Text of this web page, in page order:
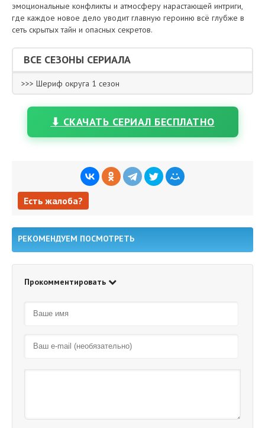
эмоциональные конфликты и атмосферу нарастающей интриги,
где каждое новое дело уводит главную героиню всё глубже в
сеть скрытых тайн и опасных секретов.
ВСЕ СЕЗОНЫ СЕРИАЛА
>>> Шериф округа 1 сезон
⬇ СКАЧАТЬ СЕРИАЛ БЕСПЛАТНО
Есть жалоба?
РЕКОМЕНДУЕМ ПОСМОТРЕТЬ
Прокомментировать